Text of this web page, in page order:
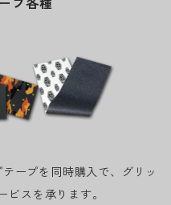
プ各種
ープを同時購入で、グリッ
ビスを承ります。